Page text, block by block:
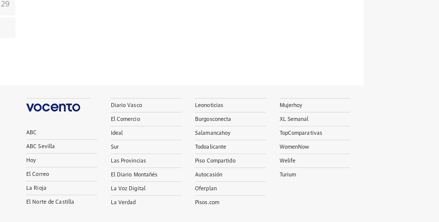
29
ABC
ABC Sevilla
Hoy
El Correo
La Rioja
El Norte de Castilla
Diario Vasco
El Comercio
Ideal
Sur
Las Provincias
El Diario Montañés
La Voz Digital
La Verdad
Leonoticias
Burgosconecta
Salamancahoy
Todoalicante
Piso Compartido
Autocasión
Oferplan
Pisos.com
Mujerhoy
XL Semanal
TopComparativas
WomenNow
Welife
Turium